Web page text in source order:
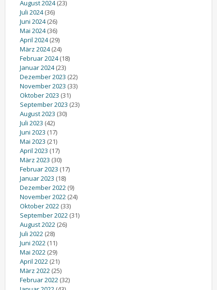
August 2024(23)
Juli 2024(36)
Juni 2024(26)
Mai 2024(36)
April 2024(29)
März 2024(24)
Februar 2024(18)
Januar 2024(23)
Dezember 2023 (22)
November 2023 (33)
Oktober 2023 (31)
September 2023 (23)
August 2023 (30)
Juli 2023 (42)
Juni 2023 (17)
Mai 2023 (21)
April 2023 (17)
März 2023 (30)
Februar 2023 (17)
Januar 2023 (18)
Dezember 2022 (9)
November 2022 (24)
Oktober 2022 (33)
September 2022 (31)
August 2022 (26)
Juli 2022 (28)
Juni 2022 (11)
Mai 2022 (29)
April 2022 (21)
März 2022 (25)
Februar 2022 (32)